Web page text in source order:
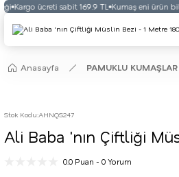
Kargo ücreti sabit 169.9 TL Kumaş eni ürün
Anasayfa PAMUKLU KUMAŞLAR
Stok Kodu:AHNQS247
Ali Baba 'nın Çiftliği
0.0 Puan - 0 Yorum